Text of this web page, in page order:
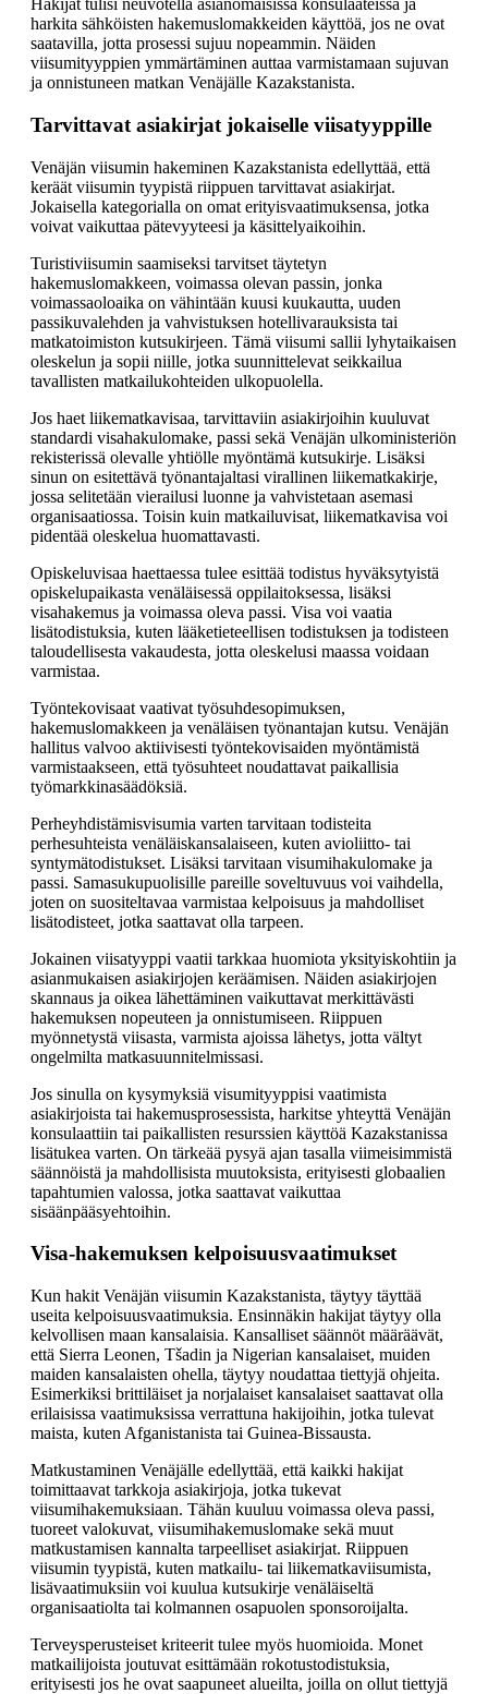
Hakijat tulisi neuvotella asianomaisissa konsulaateissa ja
harkita sähköisten hakemuslomakkeiden käyttöä, jos ne ovat
saatavilla, jotta prosessi sujuu nopeammin. Näiden
viisumityyppien ymmärtäminen auttaa varmistamaan sujuvan
ja onnistuneen matkan Venäjälle Kazakstanista.
Tarvittavat asiakirjat jokaiselle viisatyyppille
Venäjän viisumin hakeminen Kazakstanista edellyttää, että
keräät viisumin tyypistä riippuen tarvittavat asiakirjat.
Jokaisella kategorialla on omat erityisvaatimuksensa, jotka
voivat vaikuttaa pätevyyteesi ja käsittelyaikoihin.
Turistiviisumin saamiseksi tarvitset täytetyn
hakemuslomakkeen, voimassa olevan passin, jonka
voimassaoloaika on vähintään kuusi kuukautta, uuden
passikuvalehden ja vahvistuksen hotellivarauksista tai
matkatoimiston kutsukirjeen. Tämä viisumi sallii lyhytaikaisen
oleskelun ja sopii niille, jotka suunnittelevat seikkailua
tavallisten matkailukohteiden ulkopuolella.
Jos haet liikematkavisaa, tarvittaviin asiakirjoihin kuuluvat
standardi visahakulomake, passi sekä Venäjän ulkoministeriön
rekisterissä olevalle yhtiölle myöntämä kutsukirje. Lisäksi
sinun on esitettävä työnantajaltasi virallinen liikematkakirje,
jossa selitetään vierailusi luonne ja vahvistetaan asemasi
organisaatiossa. Toisin kuin matkailuvisat, liikematkavisa voi
pidentää oleskelua huomattavasti.
Opiskeluvisaa haettaessa tulee esittää todistus hyväksytyistä
opiskelupaikasta venäläisessä oppilaitoksessa, lisäksi
visahakemus ja voimassa oleva passi. Visa voi vaatia
lisätodistuksia, kuten lääketieteellisen todistuksen ja todisteen
taloudellisesta vakaudesta, jotta oleskelusi maassa voidaan
varmistaa.
Työntekovisaat vaativat työsuhdesopimuksen,
hakemuslomakkeen ja venäläisen työnantajan kutsu. Venäjän
hallitus valvoo aktiivisesti työntekovisaiden myöntämistä
varmistaakseen, että työsuhteet noudattavat paikallisia
työmarkkinasäädöksiä.
Perheyhdistämisvisumia varten tarvitaan todisteita
perhesuhteista venäläiskansalaiseen, kuten avioliitto- tai
syntymätodistukset. Lisäksi tarvitaan visumihakulomake ja
passi. Samasukupuolisille pareille soveltuvuus voi vaihdella,
joten on suositeltavaa varmistaa kelpoisuus ja mahdolliset
lisätodisteet, jotka saattavat olla tarpeen.
Jokainen viisatyyppi vaatii tarkkaa huomiota yksityiskohtiin ja
asianmukaisen asiakirjojen keräämisen. Näiden asiakirjojen
skannaus ja oikea lähettäminen vaikuttavat merkittävästi
hakemuksen nopeuteen ja onnistumiseen. Riippuen
myönnetystä viisasta, varmista ajoissa lähetys, jotta vältyt
ongelmilta matkasuunnitelmissasi.
Jos sinulla on kysymyksiä visumityyppisi vaatimista
asiakirjoista tai hakemusprosessista, harkitse yhteyttä Venäjän
konsulaattiin tai paikallisten resurssien käyttöä Kazakstanissa
lisätukea varten. On tärkeää pysyä ajan tasalla viimeisimmistä
säännöistä ja mahdollisista muutoksista, erityisesti globaalien
tapahtumien valossa, jotka saattavat vaikuttaa
sisäänpääsyehtoihin.
Visa-hakemuksen kelpoisuusvaatimukset
Kun hakit Venäjän viisumin Kazakstanista, täytyy täyttää
useita kelpoisuusvaatimuksia. Ensinnäkin hakijat täytyy olla
kelvollisen maan kansalaisia. Kansalliset säännöt määräävät,
että Sierra Leonen, Tšadin ja Nigerian kansalaiset, muiden
maiden kansalaisten ohella, täytyy noudattaa tiettyjä ohjeita.
Esimerkiksi brittiläiset ja norjalaiset kansalaiset saattavat olla
erilaisissa vaatimuksissa verrattuna hakijoihin, jotka tulevat
maista, kuten Afganistanista tai Guinea-Bissausta.
Matkustaminen Venäjälle edellyttää, että kaikki hakijat
toimittaavat tarkkoja asiakirjoja, jotka tukevat
viisumihakemuksiaan. Tähän kuuluu voimassa oleva passi,
tuoreet valokuvat, viisumihakemuslomake sekä muut
matkustamisen kannalta tarpeelliset asiakirjat. Riippuen
viisumin tyypistä, kuten matkailu- tai liikematkaviisumista,
lisävaatimuksiin voi kuulua kutsukirje venäläiseltä
organisaatiolta tai kolmannen osapuolen sponsoroijalta.
Terveysperusteiset kriteerit tulee myös huomioida. Monet
matkailijoista joutuvat esittämään rokotustodistuksia,
erityisesti jos he ovat saapuneet alueilta, joilla on ollut tiettyjä